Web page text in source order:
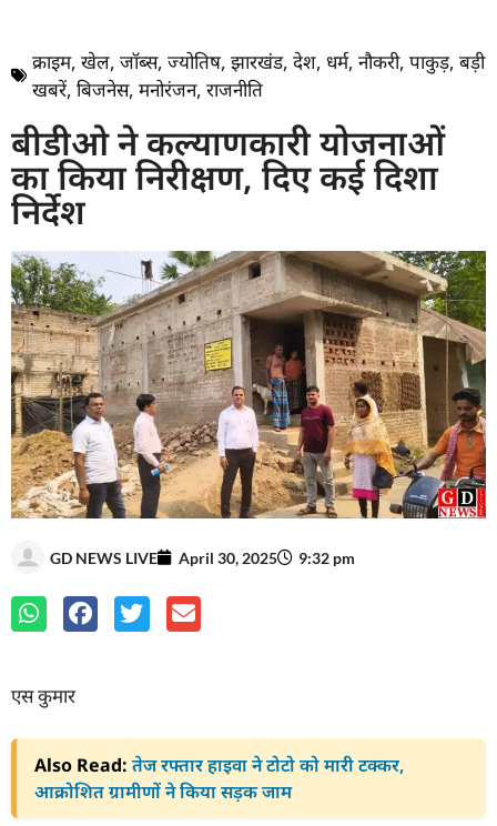
क्राइम, खेल, जॉब्स, ज्योतिष, झारखंड, देश, धर्म, नौकरी, पाकुड़, बड़ी
खबरें, बिजनेस, मनोरंजन, राजनीति
बीडीओ ने कल्याणकारी योजनाओं
का किया निरीक्षण, दिए कई दिशा
निर्देश
GD NEWS LIVE April 30, 2025 9:32 pm
एस कुमार
Also Read: तेज रफ्तार हाइवा ने टोटो को मारी टक्कर,
आक्रोशित ग्रामीणों ने किया सड़क जाम